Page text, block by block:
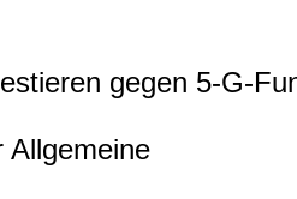
gegen 5-G-
Allgemeine